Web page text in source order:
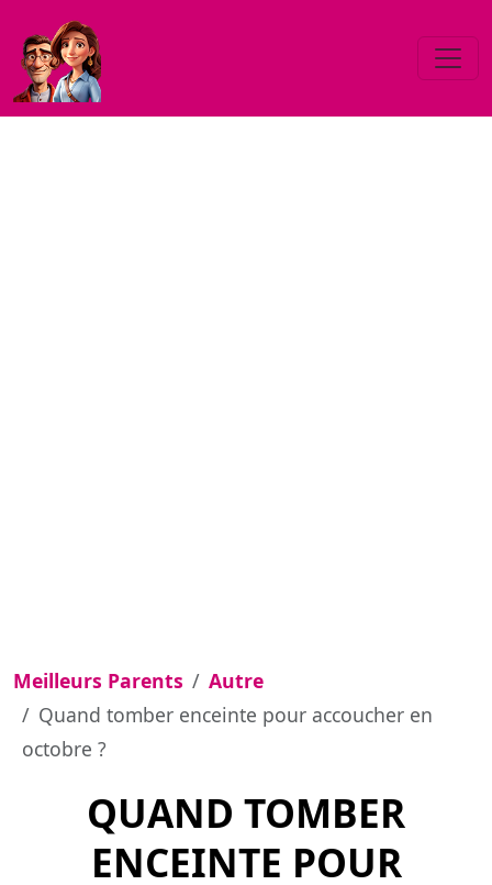
Meilleurs Parents
Autre
Quand tomber enceinte pour accoucher en
octobre ?
QUAND TOMBER
ENCEINTE POUR